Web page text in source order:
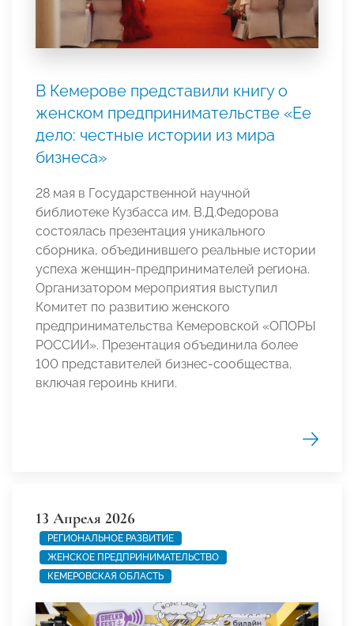
В Кемерове представили книгу о
женском предпринимательстве «Ее
дело: честные истории из мира
бизнеса»
28 мая в Государственной научной
библиотеке Кузбасса им. В.Д.Федорова
состоялась презентация уникального
сборника, объединившего реальные истории
успеха женщин-предпринимателей региона.
Организатором мероприятия выступил
Комитет по развитию женского
предпринимательства Кемеровской «ОПОРЫ
РОССИИ». Презентация объединила более
100 представителей бизнес-сообщества,
включая героинь книги.
13 Апреля 2026
РЕГИОНАЛЬНОЕ РАЗВИТИЕ
ЖЕНСКОЕ ПРЕДПРИНИМАТЕЛЬСТВО
КЕМЕРОВСКАЯ ОБЛАСТЬ